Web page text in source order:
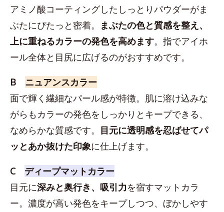
アミノ酸コーティングしたしっとりパウダーがま
ぶたにぴたっと密着。
まぶたの色と質感を整え、
上に重ねるカラーの発色を高めます。指でアイホ
ール全体と目尻に広げるのがおすすめです。
B
ニュアンスカラー
面で輝く繊細なパール感が特徴。肌に溶け込みな
がらもカラーの発色をしっかりとキープできる、
なめらかな質感です。 目元に透明感を忍ばせてパ
ッとあか抜けた印象に仕上げます。
C
ディープマットカラー
目元に深みと奥行き、吸引力を宿すマットカラ
ー。濃度が高い発色をキープしつつ、ぼかしやす